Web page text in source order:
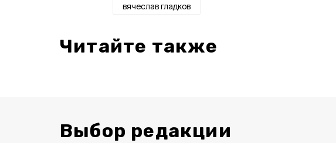
вячеслав гладков
Читайте также
Выбор редакции